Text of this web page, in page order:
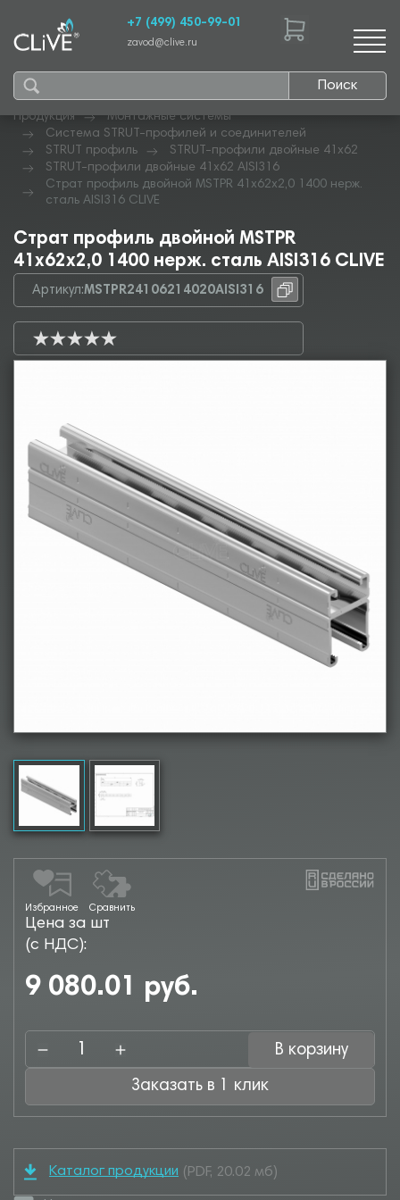
Поиск
+7 (499) 450-99-01
zavod@clive.ru
Продукция
Монтажные системы
Система STRUT-профилей и соединителей
STRUT профиль
STRUT-профили двойные 41х62
STRUT-профили двойные 41х62 AISI316
Страт профиль двойной MSTPR 41х62х2,0 1400 нерж.
сталь AISI316 CLIVE
Страт профиль двойной MSTPR
41х62х2,0 1400 нерж. сталь AISI316 CLIVE
Артикул:MSTPR24106214020AISI316
Избранное Сравнить
Цена за шт
(с НДС):
9 080.01 руб.
В корзину
Заказать в 1 клик
Каталог продукции (PDF, 20.02 мб)